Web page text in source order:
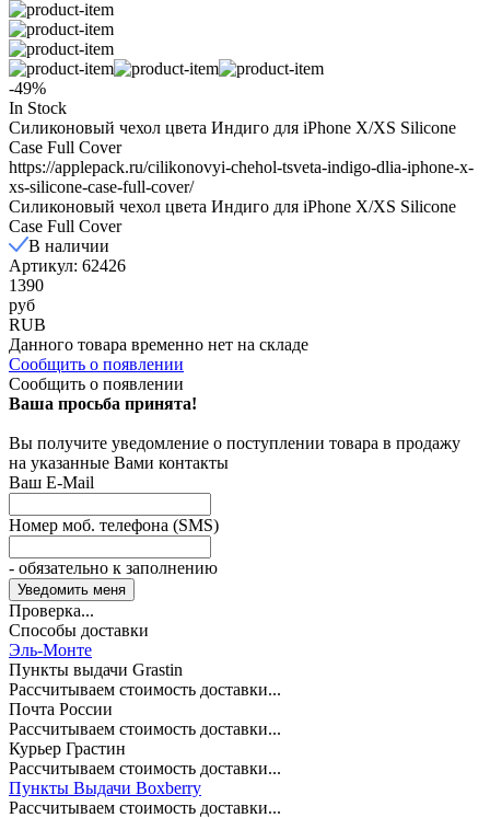
-49%
In Stock
Cиликоновый чехол цвета Индиго для iPhone X/XS Silicone
Case Full Cover
https://applepack.ru/cilikonovyi-chehol-tsveta-indigo-dlia-iphone-x-
xs-silicone-case-full-cover/
Cиликоновый чехол цвета Индиго для iPhone X/XS Silicone
Case Full Cover
В наличии
Артикул: 62426
1390
руб
RUB
Данного товара временно нет на складе
Сообщить о появлении
Сообщить о появлении
Ваша просьба принята!
Вы получите уведомление о поступлении товара в продажу
на указанные Вами контакты
Ваш E-Mail
Номер моб. телефона (SMS)
- обязательно к заполнению
Проверка...
Способы доставки
Эль-Монте
Пункты выдачи Grastin
Рассчитываем стоимость доставки...
Почта России
Рассчитываем стоимость доставки...
Курьер Грастин
Рассчитываем стоимость доставки...
Пункты Выдачи Boxberry
Рассчитываем стоимость доставки...